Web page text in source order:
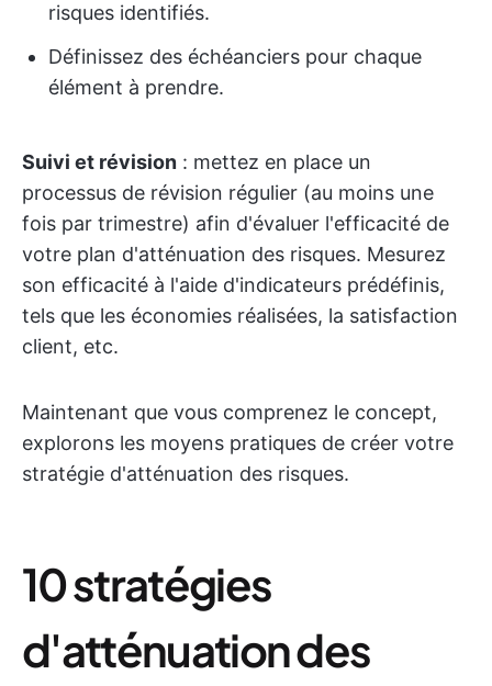
risques identifiés.
Définissez des échéanciers pour chaque
élément à prendre.
Suivi et révision : mettez en place un
processus de révision régulier (au moins une
fois par trimestre) afin d'évaluer l'efficacité de
votre plan d'atténuation des risques. Mesurez
son efficacité à l'aide d'indicateurs prédéfinis,
tels que les économies réalisées, la satisfaction
client, etc.
Maintenant que vous comprenez le concept,
explorons les moyens pratiques de créer votre
stratégie d'atténuation des risques.
10 stratégies
d'atténuation des